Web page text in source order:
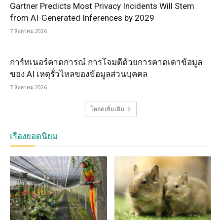
Gartner Predicts Most Privacy Incidents Will Stem
from AI-Generated Inferences by 2029
7 สิงหาคม 2026
การ์ทเนอร์คาดการณ์ การโจมตีด้วยการคาดเดาข้อมูล
ของ AI เหตุรั่วไหลของข้อมูลส่วนบุคคล
7 สิงหาคม 2026
โหลดเพิ่มเติม
เรื่องยอดนิยม